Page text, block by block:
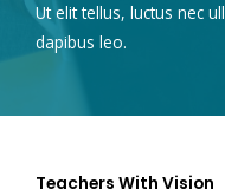
Ut elit tellus, luctus nec
dapibus leo.
Teachers With Vision